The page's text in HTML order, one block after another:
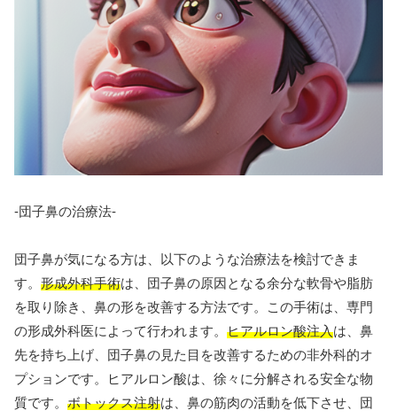
-団子鼻の治療法-
団子鼻が気になる方は、以下のような治療法を検討できま
す。 形成外科手術は、団子鼻の原因となる余分な軟骨や脂肪
を取り除き、鼻の形を改善する方法です。この手術は、専門
の形成外科医によって行われます。 ヒアルロン酸注入は、鼻
先を持ち上げ、団子鼻の見た目を改善するための非外科的オ
プションです。ヒアルロン酸は、徐々に分解される安全な物
質です。 ボトックス注射は、鼻の筋肉の活動を低下させ、団